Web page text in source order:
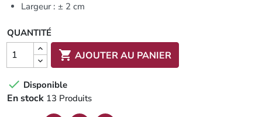
Largeur : ± 2 cm
QUANTITÉ
 AJOUTER AU PANIER
 Disponible
En stock 13 Produits